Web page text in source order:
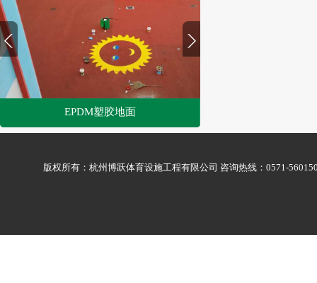
EPDM塑胶地面
1
版权所有：杭州博跃体育设施工程有限公司 咨询热线：0571-